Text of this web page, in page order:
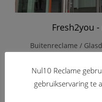
Fresh2you
Buitenreclame /
Nul10 Reclame
gebruikservaring te